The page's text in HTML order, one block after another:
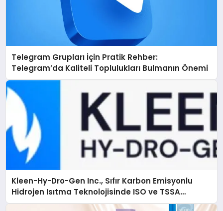
Telegram Grupları İçin Pratik Rehber:
Telegram’da Kaliteli Toplulukları Bulmanın Önemi
Kleen-Hy-Dro-Gen Inc., Sıfır Karbon Emisyonlu
Hidrojen Isıtma Teknolojisinde ISO ve TSSA
Düzenleyici Onaylarını Aldı